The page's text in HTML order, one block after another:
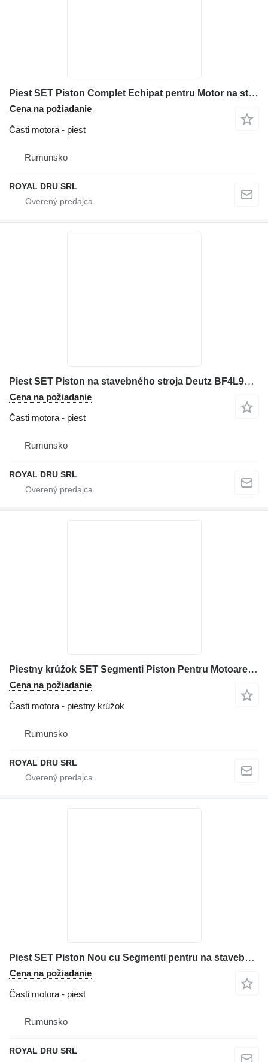
Piest SET Piston Complet Echipat pentru Motor na stavebného stroja Perkins – Massey Ferguson
Cena na požiadanie
Časti motora - piest
Rumunsko
ROYAL DRU SRL
Piest SET Piston na stavebného stroja Deutz BF4L913T
Cena na požiadanie
Časti motora - piest
Rumunsko
ROYAL DRU SRL
Piestny krúžok SET Segmenti Piston Pentru Motoare na stavebného stroja Perkins
Cena na požiadanie
Časti motora - piestny krúžok
Rumunsko
ROYAL DRU SRL
Piest SET Piston Nou cu Segmenti pentru na stavebného stroja Deutz BF4L1011
Cena na požiadanie
Časti motora - piest
Rumunsko
ROYAL DRU SRL